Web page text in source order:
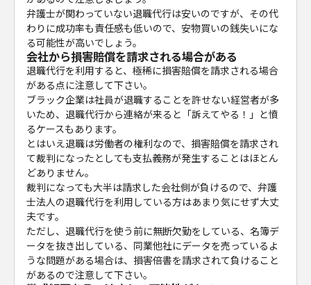
弁護士が関わっていない退職代行は安いのですが、その代
わりに成功率も責任感も低いので、安物買いの銭失いにな
る可能性が高いでしょう。
会社から損害賠償を請求される場合がある
退職代行を利用すると、極稀に損害賠償を請求される場合
がある点に注意して下さい。
ブラック企業は社員が退職することを許せない経営者が多
いため、退職代行から連絡が来ると「訴えてやる！」と憤
るケースもあります。
とはいえ退職は労働者の権利なので、損害賠償を請求され
て裁判になったとしても支払義務が発生することはほとん
どありません。
裁判になっても大半は請求した会社側が負けるので、弁護
士法人の退職代行を利用している方はあまり気にせず大丈
夫です。
ただし、退職代行を使う前に無断欠勤をしている、名簿デ
ータを抜き出している、同業他社にデータを売っているよ
うな問題がある場合は、損害倍書を請求されて負けること
があるので注意して下さい。